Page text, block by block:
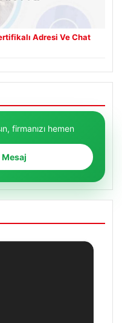
Adresi Ve Chat
firmanızı hemen